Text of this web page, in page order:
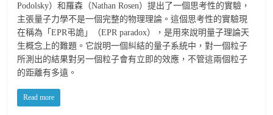
Podolsky）和羅森（Nathan Rosen）提出了一個思考性的實驗，
主張量子力學不是一個完整的物理理論。這個思考性的實驗現
在稱為「EPR弔詭」（EPR paradox），是用來說明量子理論天
生概念上的難題。它說明一個糾結的量子系統中，對一個粒子
所測出的結果對另一個粒子會有立即的效應，不管這兩個粒子
的距離有多遠。
Read more